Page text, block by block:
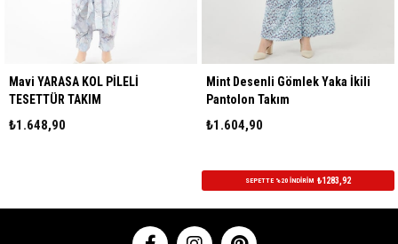
KOL PİLELİ
TAKIM
Mint Desenli Gömlek Yaka İkili
Pantolon Takım
₺1.604,90
SEPETTE %20 İNDİRİM ₺1283,92
Taba